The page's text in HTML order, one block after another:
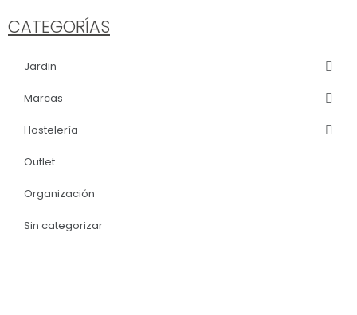
CATEGORÍAS
Jardin
Marcas
Hostelería
Outlet
Organización
Sin categorizar